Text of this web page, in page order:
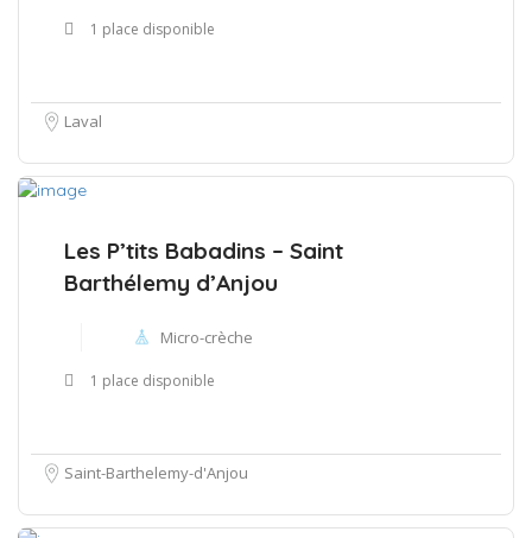
1 place disponible
Laval
Les P’tits Babadins – Saint
Barthélemy d’Anjou
Micro-crèche
1 place disponible
Saint-Barthelemy-d'Anjou